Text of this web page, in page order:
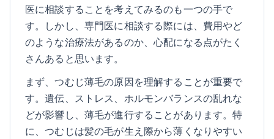
医に相談することを考えてみるのも一つの手で
す。しかし、専門医に相談する際には、費用やど
のような治療法があるのか、心配になる点がたく
さんあると思います。
まず、つむじ薄毛の原因を理解することが重要で
す。遺伝、ストレス、ホルモンバランスの乱れな
どが影響し、薄毛が進行することがあります。特
に、つむじは髪の毛が生え際から薄くなりやすい